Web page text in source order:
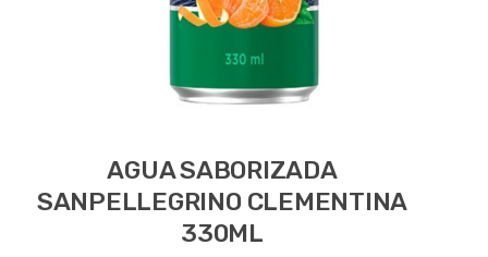
AGUA SABORIZADA
SANPELLEGRINO CLEMENTINA
330ML